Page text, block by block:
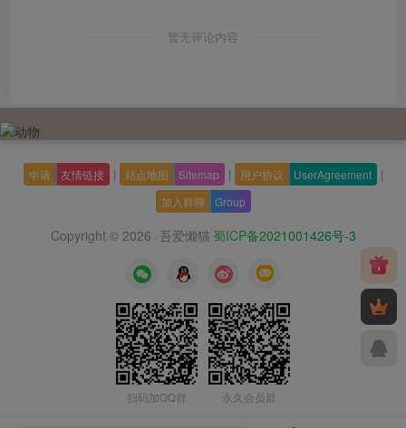
暂无评论内容
申请 友情链接 | 站点地图 Sitemap | 用户协议 UserAgreement |
加入群聊 Group
Copyright © 2026 · 吾爱懒猫 蜀ICP备2021001426号-3
扫码加QQ群 永久会员群